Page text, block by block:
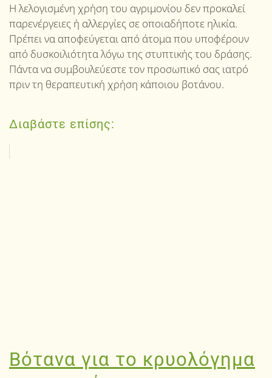
Η λελογισμένη χρήση του αγριμονίου δεν προκαλεί
παρενέργειες ή αλλεργίες σε οποιαδήποτε ηλικία.
Πρέπει να αποφεύγεται από άτομα που υποφέρουν
από δυσκοιλιότητα λόγω της στυπτικής του δράσης.
Πάντα να συμβουλεύεστε τον προσωπικό σας ιατρό
πριν τη θεραπευτική χρήση κάποιου βοτάνου.
Διαβάστε επίσης:
Βότανα για το κρυολόγημα